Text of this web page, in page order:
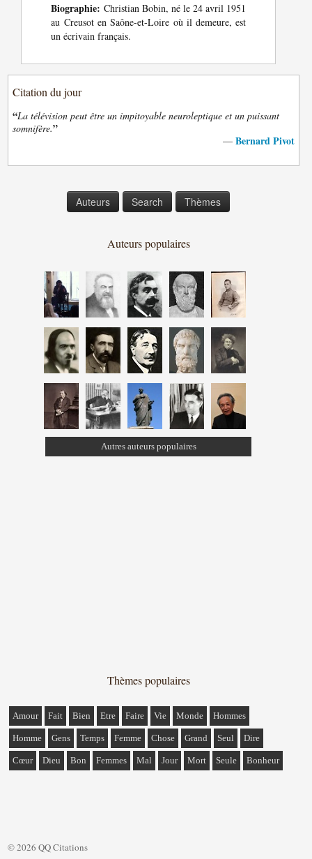
Biographie: Christian Bobin, né le 24 avril 1951
au Creusot en Saône-et-Loire où il demeure, est
un écrivain français.
Citation du jour
“La télévision peut être un impitoyable neuroleptique et un puissant
somnifère.”
— Bernard Pivot
Auteurs Search Thèmes
Auteurs populaires
Autres auteurs populaires
Thèmes populaires
Amour Fait Bien Etre Faire Vie Monde Hommes
Homme Gens Temps Femme Chose Grand Seul Dire
Cœur Dieu Bon Femmes Mal Jour Mort Seule Bonheur
© 2026 QQ Citations